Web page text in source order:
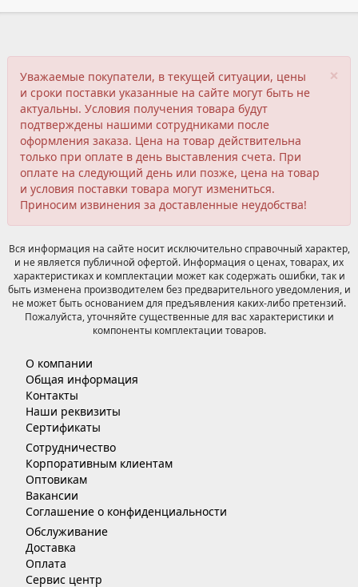
×
Уважаемые покупатели, в текущей ситуации, цены
и сроки поставки указанные на сайте могут быть не
актуальны. Условия получения товара будут
подтверждены нашими сотрудниками после
оформления заказа. Цена на товар действительна
только при оплате в день выставления счета. При
оплате на следующий день или позже, цена на товар
и условия поставки товара могут измениться.
Приносим извинения за доставленные неудобства!
Вся информация на сайте носит исключительно справочный характер,
и не является публичной офертой. Информация о ценах, товарах, их
характеристиках и комплектации может как содержать ошибки, так и
быть изменена производителем без предварительного уведомления, и
не может быть основанием для предъявления каких-либо претензий.
Пожалуйста, уточняйте существенные для вас характеристики и
компоненты комплектации товаров.
О компании
Общая информация
Контакты
Наши реквизиты
Сертификаты
Сотрудничество
Корпоративным клиентам
Оптовикам
Вакансии
Соглашение о конфиденциальности
Обслуживание
Доставка
Оплата
Сервис центр